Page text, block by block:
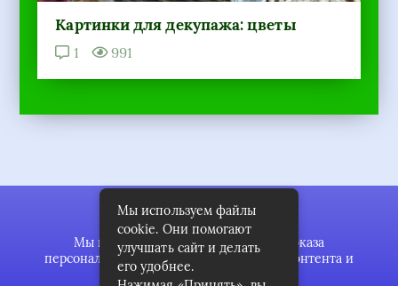
Картинки для декупажа: цветы
1 991
Мы используем файлы cookie для показа
персонализированной рекламы и/или контента и
анализа нашего трафика.
Мы используем файлы
cookie. Они помогают
улучшать сайт и делать
его удобнее.